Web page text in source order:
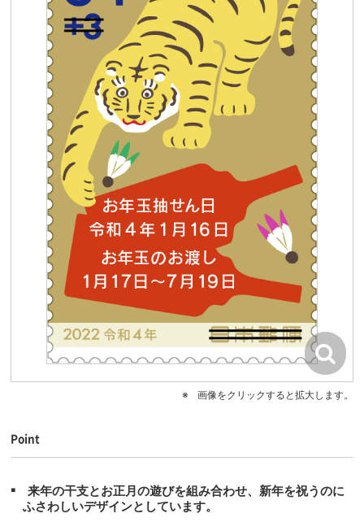
画像をクリックすると拡大します。
Point
来年の干支とお正月の遊びを組み合わせ、新年を祝うのに
ふさわしいデザインとしています。